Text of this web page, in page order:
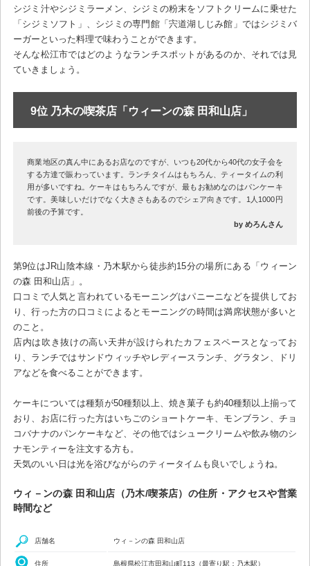
シジミ汁やシジミラーメン、シジミの粉末をソフトクリームに乗せた
「シジミソフト」、シジミの専門館「宍道湖しじみ館」ではシジミバ
ーガーといった料理で味わうことができます。
そんな松江市ではどのようなランチスポットがあるのか、それでは見
ていきましょう。
9位 乃木の喫茶店「ウィーンの森 田和山店」
商業地区の真ん中にあるお店なのですが、いつも20代から40代の女子会を
する方達で賑わっています。ランチタイムはもちろん、ティータイムの利
用が多いですね。ケーキはもちろんですが、最もお勧めなのはパンケーキ
です。美味しいだけでなく大きさもあるのでシェア向きです。1人1000円
前後の予算です。
by めろんさん
第9位はJR山陰本線・乃木駅から徒歩約15分の場所にある「ウィーン
の森 田和山店」。
口コミで人気と言われているモーニングはパニーニなどを提供してお
り、行った方の口コミによるとモーニングの時間は満席状態が多いと
のこと。
店内は吹き抜けの高い天井が設けられたカフェスペースとなってお
り、ランチではサンドウィッチやレディースランチ、グラタン、ドリ
アなどを食べることができます。
ケーキについては種類が50種類以上、焼き菓子も約40種類以上揃って
おり、お店に行った方はいちごのショートケーキ、モンブラン、チョ
コバナナのパンケーキなど、その他ではシュークリームや飲み物のシ
ナモンティーを注文する方も。
天気のいい日は光を浴びながらのティータイムも良いでしょうね。
ウィ－ンの森 田和山店（乃木/喫茶店）の住所・アクセスや営業
時間など
店舗名 ウィ－ンの森 田和山店
住所 島根県松江市田和山町113（最寄り駅：乃木駅）